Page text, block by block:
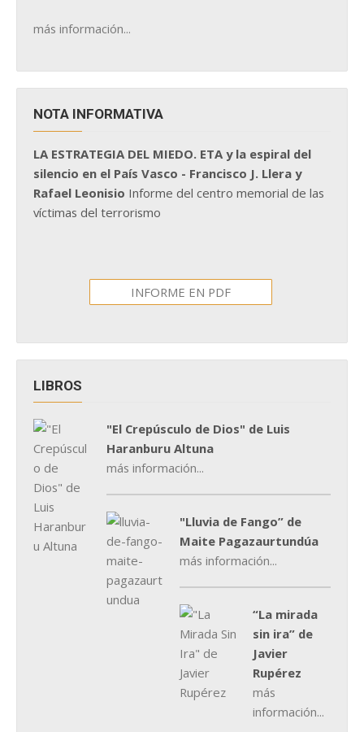
más información...
NOTA INFORMATIVA
LA ESTRATEGIA DEL MIEDO. ETA y la espiral del
silencio en el País Vasco - Francisco J. Llera y
Rafael Leonisio Informe del centro memorial de las
víctimas del terrorismo
INFORME EN PDF
LIBROS
"El Crepúsculo de Dios" de Luis
Haranburu Altuna
más información...
"Lluvia de Fango” de
Maite Pagazaurtundúa
más información...
“La mirada
sin ira” de
Javier
Rupérez
más
información...